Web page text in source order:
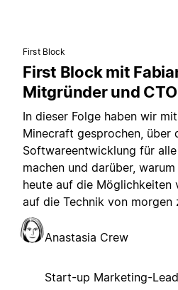
First Block
First Block mit
Mitgründer und
In dieser Folge haben wir
Minecraft gesprochen, über
Softwareentwicklung für
machen und darüber,
heute auf die Möglichkeiten
auf die Technik von morgen
Anastasia Crew
Start-up Marketing-Lead